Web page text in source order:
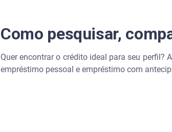
Como pesquisar,
Quer encontrar o crédito ideal para seu perfil?
empréstimo pessoal e empréstimo com